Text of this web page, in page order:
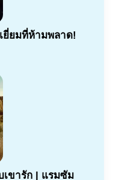
ยี่ยมที่ห้ามพลาด!
เขารัก | แรมซัม